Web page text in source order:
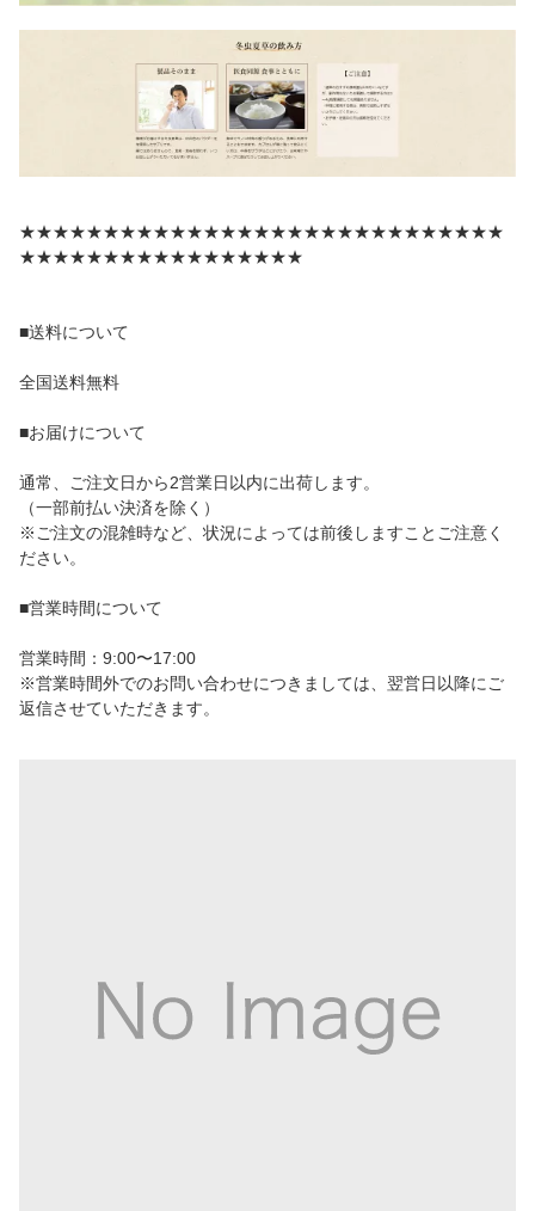
★★★★★★★★★★★★★★★★★★★★★★★★★★★★★
★★★★★★★★★★★★★★★★★
■送料について
全国送料無料
■お届けについて
通常、ご注文日から2営業日以内に出荷します。
（一部前払い決済を除く）
※ご注文の混雑時など、状況によっては前後しますことご注意く
ださい。
■営業時間について
営業時間：9:00〜17:00
※営業時間外でのお問い合わせにつきましては、翌営日以降にご
返信させていただきます。